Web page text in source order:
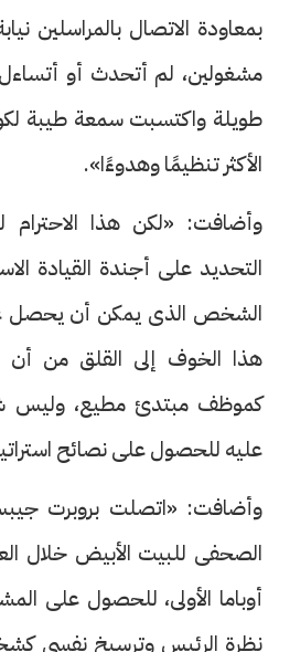
بمعاودة الاتصال بالمراسلين
مشغولين، لم أتحدث أو
طويلة واكتسبت سمعة طيبة
الأكثر تنظيمًا وهدوءًا».
وأضافت: «لكن هذا
التحديد على أجندة القيادة
الشخص الذى يمكن أن يحصل
هذا الخوف إلى القلق من أن
كموظف مبتدئ مطيع، وليس
عليه للحصول على نصائح
وأضافت: «اتصلت بروبرت
الصحفى للبيت الأبيض خلال
أوباما الأولى، للحصول على
نظرة الرئيس وترسيخ نفسى